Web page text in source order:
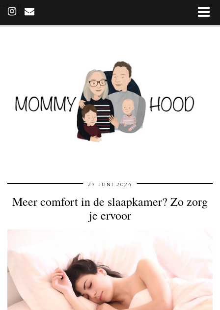
(~215 B)
27 JUNI 2024
Meer comfort in de slaapkamer? Zo zorg
je ervoor